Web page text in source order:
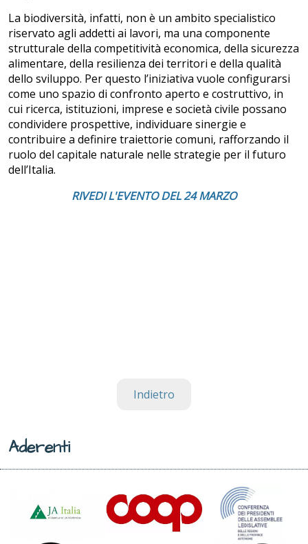
La biodiversità, infatti, non è un ambito specialistico
riservato agli addetti ai lavori, ma una componente
strutturale della competitività economica, della sicurezza
alimentare, della resilienza dei territori e della qualità
dello sviluppo. Per questo l’iniziativa vuole configurarsi
come uno spazio di confronto aperto e costruttivo, in
cui ricerca, istituzioni, imprese e società civile possano
condividere prospettive, individuare sinergie e
contribuire a definire traiettorie comuni, rafforzando il
ruolo del capitale naturale nelle strategie per il futuro
dell’Italia.
RIVEDI L'EVENTO DEL 24 MARZO
Indietro
Aderenti